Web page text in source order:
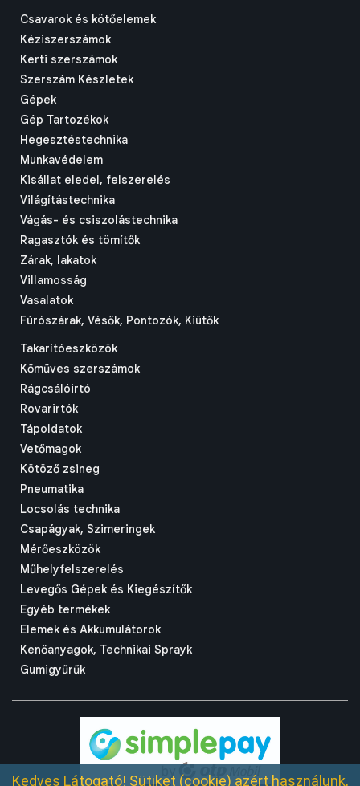
Csavarok és kötőelemek
Kéziszerszámok
Kerti szerszámok
Szerszám Készletek
Gépek
Gép Tartozékok
Hegesztéstechnika
Munkavédelem
Kisállat eledel, felszerelés
Világítástechnika
Vágás- és csiszolástechnika
Ragasztók és tömítők
Zárak, lakatok
Villamosság
Vasalatok
Fúrószárak, Vésők, Pontozók, Kiütők
Takarítóeszközök
Kőműves szerszámok
Rágcsálóirtó
Rovarirtók
Tápoldatok
Vetőmagok
Kötöző zsineg
Pneumatika
Locsolás technika
Csapágyak, Szimeringek
Mérőeszközök
Műhelyfelszerelés
Levegős Gépek és Kiegészítők
Egyéb termékek
Elemek és Akkumulátorok
Kenőanyagok, Technikai Sprayk
Gumigyűrűk
Kedves Látogató! Sütiket (cookie) azért használunk,